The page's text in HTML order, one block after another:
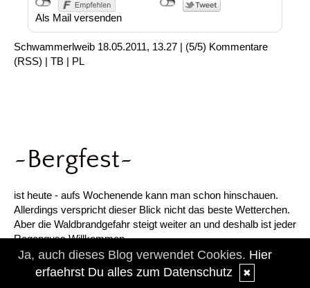
Als Mail versenden
Schwammerlweib 18.05.2011, 13.27 (5/5) Kommentare
(RSS) | TB PL
~Bergfest~
ist heute - aufs Wochenende kann man schon hinschauen.
Allerdings verspricht dieser Blick nicht das beste Wetterchen.
Aber die Waldbrandgefahr steigt weiter an und deshalb ist jeder
Regenguss Willkommen.
Bergfest heisst auch Zeit fürAnnelies >>>Inside 7<<<
Ja, auch dieses Blog verwendet Cookies. Hier
erfaehrst Du alles zum Datenschutz
✖